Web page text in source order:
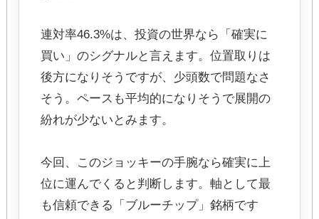
連対率46.3%は、投資の世界なら「確実に
買い」のシグナルと言えます。位置取りは
後方になりそうですが、少頭数で問題なさ
そう。ペースも平均的になりそうで展開の
紛れが少ないとみます。
今回、このジョッキーの手腕なら確実に上
位に運んでくると判断します。軸として最
も信頼できる「ブルーチップ」銘柄です